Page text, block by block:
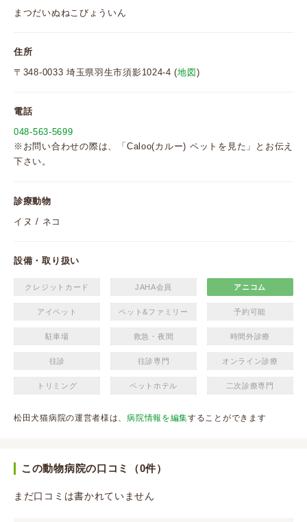
まつだいぬねこびょういん
住所
〒348-0033 埼玉県羽生市須影1024-4 (地図 )
電話
048-563-5699
※お問い合わせの際は、「Caloo(カルー) ペットを見た」とお伝え
下さい。
診療動物
イヌ / ネコ
設備・取り扱い
クレジットカード JAHA会員 アニコム
アイペット ペット&ファミリー 予約可能
駐車場 救急・夜間 時間外診療
往診 往診専門 オンライン診療
トリミング ペットホテル 二次診療専門
松田犬猫病院の運営者様は、病院情報を編集することができます
この動物病院の口コミ（0件）
まだ口コミは書かれていません